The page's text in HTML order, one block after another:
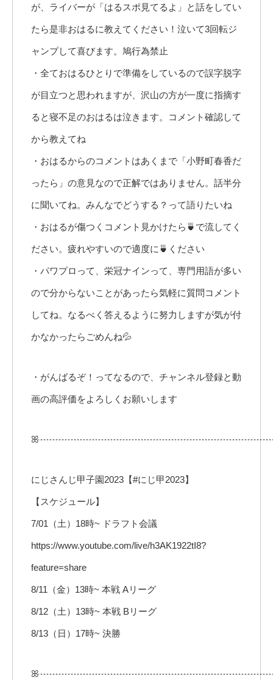
が、ライバーが「はるスポ見てるよ」と話をしてい
たら是非おはるに教えてください！泣いて3回転ジ
ャンプして喜びます。鳩行為禁止
・全ておはるひとりで準備をしているので誤字脱字
が目立つと思われますが、沢山の方が一度に指摘す
ると寝不足のおはるは泣きます。コメント確認して
から教えてね
・おはるからのコメントはあくまで「小野町春香だ
ったら」の意見なので正解ではありません。話半分
に聞いてね。みんなでどうする？って語りたいね
・おはるが傷つくコメント見かけたら🍵で流してく
ださい。疲れやすいので適度に🍵ください
・パワプロって、栄冠ナインって、専門用語が多い
ので分からないことがあったら気軽に質問コメント
してね。なるべく答えるように努力しますが気が付
かなかったらごめんね💦
・がんばるぞ！ってなるので、チャンネル登録と動
画の高評価をよろしくお願いします
にじさんじ甲子園2023【#にじ甲2023】
【スケジュール】
7/01（土）18時~ ドラフト会議
https://www.youtube.com/live/h3AK1922tI8?
feature=share
8/11（金）13時~ 本戦 Aリーグ
8/12（土）13時~ 本戦 Bリーグ
8/13（日）17時~ 決勝